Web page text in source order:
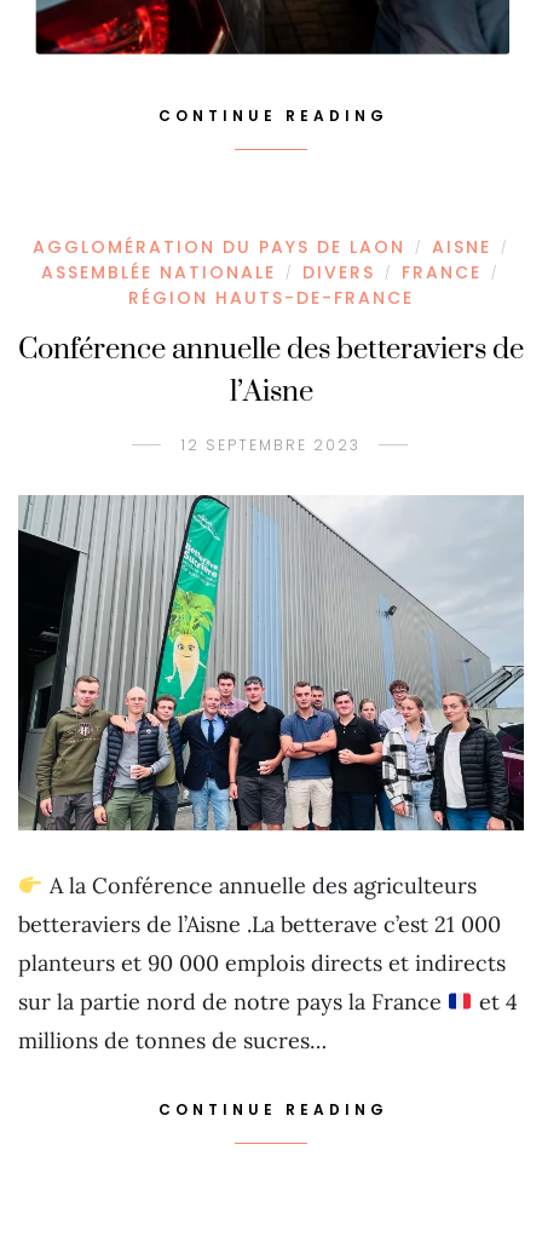
CONTINUE READING
AGGLOMÉRATION DU PAYS DE LAON / AISNE /
ASSEMBLÉE NATIONALE / DIVERS / FRANCE /
RÉGION HAUTS-DE-FRANCE
Conférence annuelle des betteraviers de
l’Aisne
12 SEPTEMBRE 2023
A la Conférence annuelle des agriculteurs
betteraviers de l’Aisne .La betterave c’est 21 000
planteurs et 90 000 emplois directs et indirects
sur la partie nord de notre pays la France
et 4
millions de tonnes de sucres…
CONTINUE READING